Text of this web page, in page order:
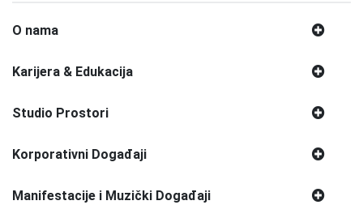
O nama
Karijera & Edukacija
Studio Prostori
Korporativni Događaji
Manifestacije i Muzički Događaji